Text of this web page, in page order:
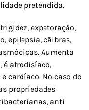
pretendida.
expetoração,
epilepsia, cãibras,
Aumenta
é afrodisíaco,
cardíaco. No caso do
propriedades
anti